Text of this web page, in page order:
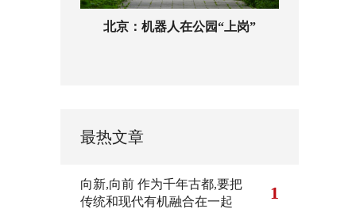
北京：机器人在公园“上岗”
最热文章
向新,向前 作为千年古都,要把
传统和现代有机融合在一起
1